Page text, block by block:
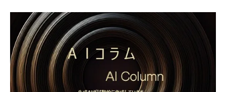
出願から登録までの費用プロセス
商標登録における法定手数料とは
審査請求料とその計算方法
商標維持費用の考慮ポイント
追加費用を抑えるための申請戦略